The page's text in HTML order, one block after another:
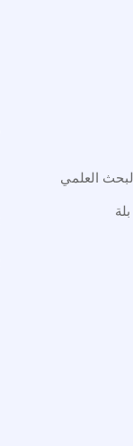
العلمي